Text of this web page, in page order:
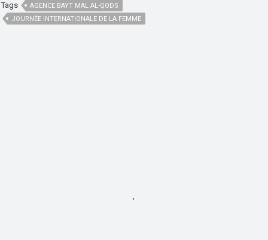
Tags
AGENCE BAYT MAL AL-QODS
JOURNÉE INTERNATIONALE DE LA FEMME
,